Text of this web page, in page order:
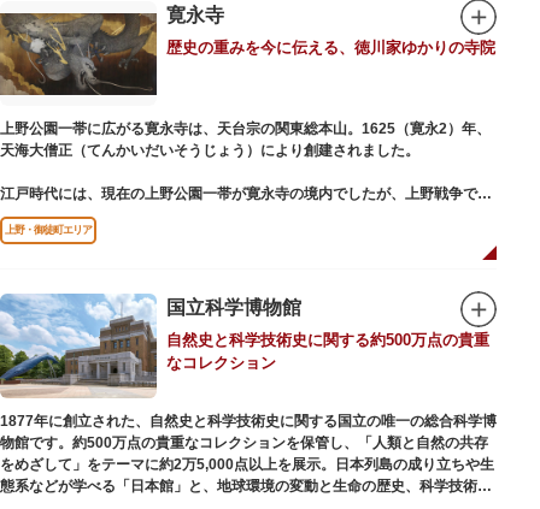
印は、うっとりするほど美しいデザインで人気を博しています。
江戸後期には、学問の神様である菅原道真公も回向院より遷され、境内にあ
る末社を含めて15柱もの神様が祀られています。俳優の渥美清が願をかけた
神社としても知られ、映画「男はつらいよ」で寅さんが首にかけているお守
りは、ここ小野照崎神社のものです。
寛永寺
歴史の重みを今に伝える、徳川家ゆかりの寺院
上野公園一帯に広がる寛永寺は、天台宗の関東総本山。1625（寛永2）年、
天海大僧正（てんかいだいそうじょう）により創建されました。
江戸時代には、現在の上野公園一帯が寛永寺の境内でしたが、上野戦争でそ
の多くを焼失。現在は根本中堂をはじめ開山堂（両大師）、不忍池辯天堂、
上野大仏（パゴダ）、輪王殿などの建造物が上野公園とその周辺に点在して
います。戦火を免れた輪王寺門跡御本坊表門、徳川将軍霊廟勅額門など重要
清水観音堂の舞台前に復元された「月の松」は、浮世絵師歌川広重の「名所
江戸百景」にも描かれていることで有名。丸い形の松から不忍池辯天堂を見
下ろす風流な景観は、絶好のフォトスポットとなっています。
東叡山（とうえいざん）という山号は、東の「比叡山延暦寺」を意味してお
り、比叡山や京都の有名寺院になぞらえて上野の山に数多くの堂舎が建立さ
れました。本尊は薬師瑠璃光如来（やくしるりこうにょらい）で、伝教大師
最澄が自ら彫ったと伝えられる秘仏です。徳川歴代将軍の祈祷寺と菩提寺を
兼ね、御霊廟には6名の将軍が埋葬されています。
上野・御徒町エリア
国立科学博物館
自然史と科学技術史に関する約500万点の貴重
なコレクション
1877年に創立された、自然史と科学技術史に関する国立の唯一の総合科学博
物館です。約500万点の貴重なコレクションを保管し、「人類と自然の共存
をめざして」をテーマに約2万5,000点以上を展示。日本列島の成り立ちや生
態系などが学べる「日本館」と、地球環境の変動と生命の歴史、科学技術の